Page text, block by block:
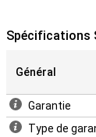
Spécifications
Général
Garantie
Type de